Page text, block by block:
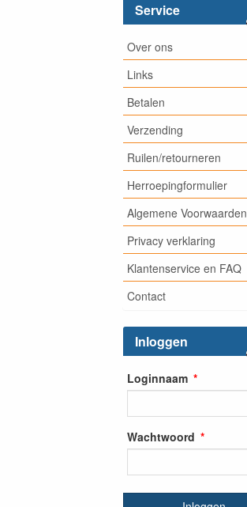
Service
Over ons
Links
Betalen
Verzending
Ruilen/retourneren
Herroepingformulier
Algemene Voorwaarden
Privacy verklaring
Klantenservice en FAQ
Contact
Inloggen
Loginnaam
Wachtwoord